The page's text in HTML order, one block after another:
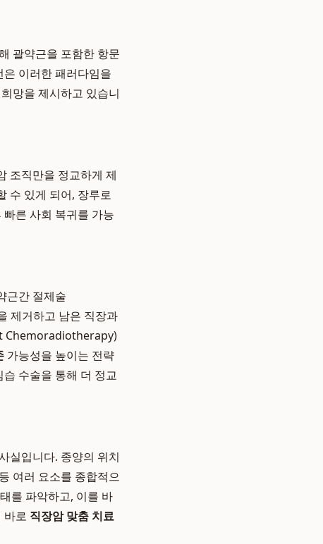
괄약근을 포함한 항문
이러한 패러다임을
망을 제시하고 있습니
조직만을 정교하게 제
수 있게 되어, 장루로
른 사회 복귀를 가능
근간 절제술
제거하고 남은 직장과
Chemoradiotherapy)
가능성을 높이는 전략
수술을 통해 더 정교
실입니다. 종양의 위치
여러 요소를 종합적으
를 파악하고, 이를 바
바로 직장암 맞춤 치료